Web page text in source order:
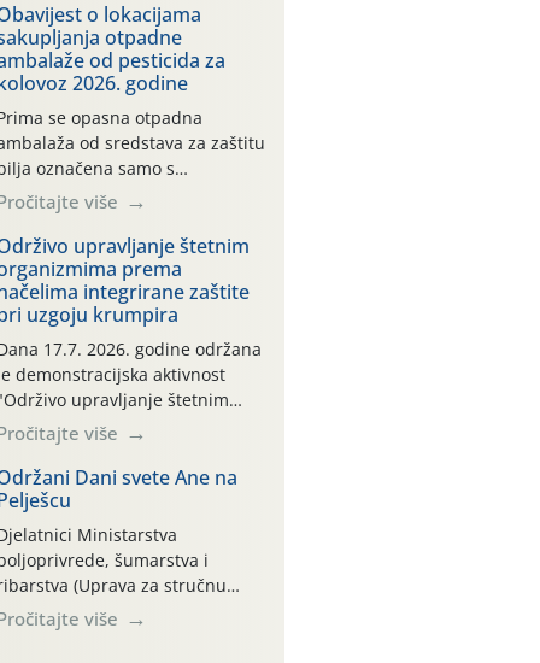
o lokacijama
otpadne
od pesticida za
2026. godine
se opasna otpadna
od sredstava za zaštitu
označena samo s
i oznakom
CROCPA EKO MODEL:
ambalaža kao i
drugih proizvoda koji
sredstva za zaštitu bilja
(npr. ambalaža od mineralnih
se ne prihvaća.
je osiguran
povrat prazne
isključivo ovih tvrtki:
MAKS, AGRONOM,
TKI* (PINUS […]
više
upravljanje štetnim
prema
integrirane zaštite
uzgoju krumpira
17.7. 2026. godine održana
demonstracijska aktivnost
upravljanje štetnim
prema načelima
integrirane zaštite pri uzgoju
na pokusnom polju
kraj naselja Belica
parcela ID 2445031)
dio Međimurske
više
Dani svete Ane na
Ministarstva
šumarstva i
(Uprava za stručnu
razvoju poljoprivrede)
sudjelovali su na tradicionalnom
više